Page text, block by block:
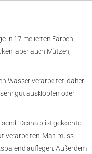
in 17 melierten Farben.
aber auch Mützen,
Wasser verarbeitet, daher
gut ausklopfen oder
Deshalb ist gekochte
verarbeiten: Man muss
auflegen. Außerdem